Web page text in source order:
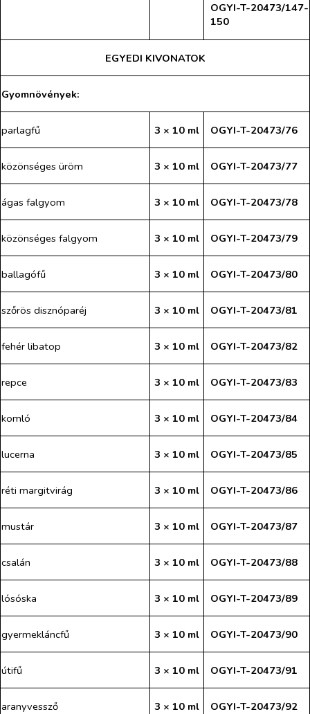
OGYI-T-20473/147-
150
EGYEDI KIVONATOK
Gyomnövények:
parlagfű 3 × 10 ml OGYI-T-20473/76
közönséges üröm 3 × 10 ml OGYI-T-20473/77
ágas falgyom 3 × 10 ml OGYI-T-20473/78
közönséges falgyom 3 × 10 ml OGYI-T-20473/79
ballagófű 3 × 10 ml OGYI-T-20473/80
szőrös disznóparéj 3 × 10 ml OGYI-T-20473/81
fehér libatop 3 × 10 ml OGYI-T-20473/82
repce 3 × 10 ml OGYI-T-20473/83
komló 3 × 10 ml OGYI-T-20473/84
lucerna 3 × 10 ml OGYI-T-20473/85
réti margitvirág 3 × 10 ml OGYI-T-20473/86
mustár 3 × 10 ml OGYI-T-20473/87
csalán 3 × 10 ml OGYI-T-20473/88
lósóska 3 × 10 ml OGYI-T-20473/89
gyermekláncfű 3 × 10 ml OGYI-T-20473/90
útifű 3 × 10 ml OGYI-T-20473/91
aranyvessző 3 × 10 ml OGYI-T-20473/92